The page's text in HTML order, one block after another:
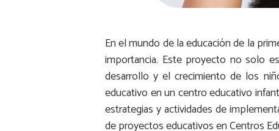
En el mundo de la educación de la
importancia. Este proyecto no solo
desarrollo y el crecimiento de los
educativo en un centro educativo
estrategias y actividades de
de proyectos educativos en Centros